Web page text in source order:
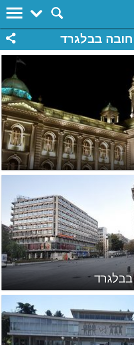
בבלגרד